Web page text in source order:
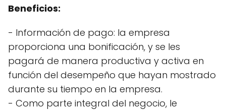
Beneficios:
- Información de pago: la empresa
proporciona una bonificación, y se les
pagará de manera productiva y activa en
función del desempeño que hayan mostrado
durante su tiempo en la empresa.
- Como parte integral del negocio, le